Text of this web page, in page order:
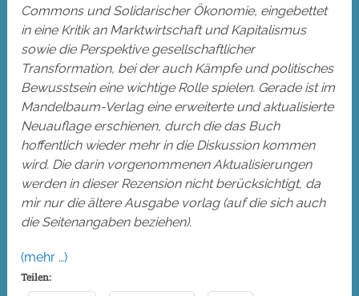
Commons und Solidarischer Ökonomie, eingebettet
in eine Kritik an Marktwirtschaft und Kapitalismus
sowie die Perspektive gesellschaftlicher
Transformation, bei der auch Kämpfe und politisches
Bewusstsein eine wichtige Rolle spielen. Gerade ist im
Mandelbaum-Verlag eine erweiterte und aktualisierte
Neuauflage erschienen, durch die das Buch
hoffentlich wieder mehr in die Diskussion kommen
wird. Die darin vorgenommenen Aktualisierungen
werden in dieser Rezension nicht berücksichtigt, da
mir nur die ältere Ausgabe vorlag (auf die sich auch
die Seitenangaben beziehen).
(mehr …)
Teilen: